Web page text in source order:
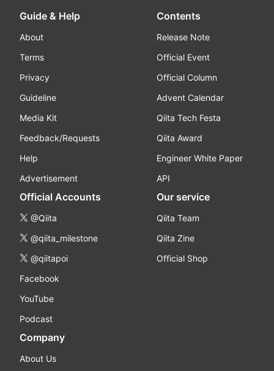
Guide & Help
About
Terms
Privacy
Guideline
Media Kit
Feedback/Requests
Help
Advertisement
Contents
Release Note
Official Event
Official Column
Advent Calendar
Qiita Tech Festa
Qiita Award
Engineer White Paper
API
Official Accounts
@Qiita
@qiita_milestone
@qiitapoi
Facebook
YouTube
Podcast
Our service
Qiita Team
Qiita Zine
Official Shop
Company
About Us